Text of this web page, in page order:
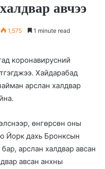
авчээ
1,575 1 minute read
коронавирусний
Хайдарабад
арслан халдвар
өнгөрсөн оны
Йорк дахь Бронксын
арслан халдвар авсан
авсан анхны